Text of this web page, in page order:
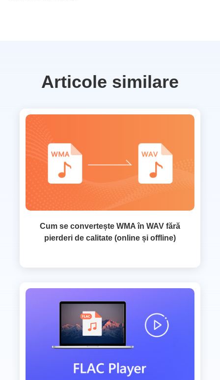
Articole similare
Cum se convertește WMA în WAV fără
pierderi de calitate (online și offline)